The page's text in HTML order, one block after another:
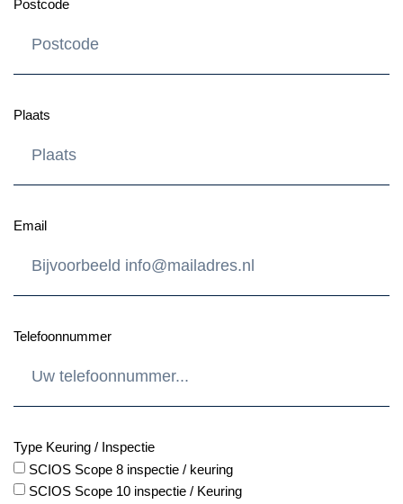
Postcode
Plaats
Email
Telefoonnummer
Type Keuring / Inspectie
SCIOS Scope 8 inspectie / keuring
SCIOS Scope 10 inspectie / Keuring